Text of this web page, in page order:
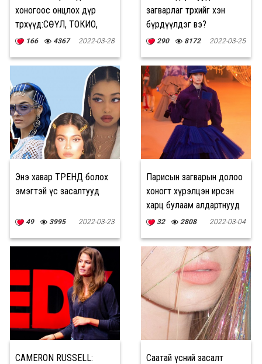
хоногоос онцлох дүр
төрхүүд:СӨҮЛ, ТОКИО,
ТАЙБЭЙ
166 4367 2022-03-28
загварлаг төрхийг хэн
бүрдүүлдэг вэ?
290 8172 2022-03-25
Энэ хавар ТРЕНД болох
эмэгтэй үс засалтууд
49 3995 2022-03-23
Парисын загварын долоо
хоногт хүрэлцэн ирсэн
харц булаам алдартнууд
32 2808 2022-03-04
CAMERON RUSSELL:
Саатай үсний засалт